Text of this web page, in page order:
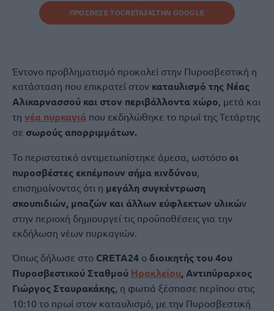
ΠΡΟΣΘΕΣΕ ΤΟCRETA24ΣΤΗΝ GOOGLE
Έντονο προβληματισμό προκαλεί στην Πυροσβεστική η
κατάσταση που επικρατεί στον καταυλισμό της Νέας
Αλικαρνασσού και στον περιβάλλοντα χώρο, μετά και
τη νέα πυρκαγιά που εκδηλώθηκε το πρωί της Τετάρτης
σε σωρούς απορριμμάτων.
Το περιστατικό αντιμετωπίστηκε άμεσα, ωστόσο οι
πυροσβέστες εκπέμπουν σήμα κινδύνου,
επισημαίνοντας ότι η μεγάλη συγκέντρωση
σκουπιδιών, μπαζών και άλλων εύφλεκτων υλικών
στην περιοχή δημιουργεί τις προϋποθέσεις για την
εκδήλωση νέων πυρκαγιών.
Όπως δήλωσε στο CRETA24 ο διοικητής του 4ου
Πυροσβεστικού Σταθμού Ηρακλείου, Αντιπύραρχος
Γιώργος Σταυρακάκης, η φωτιά ξέσπασε περίπου στις
10:10 το πρωί στον καταυλισμό, με την Πυροσβεστική